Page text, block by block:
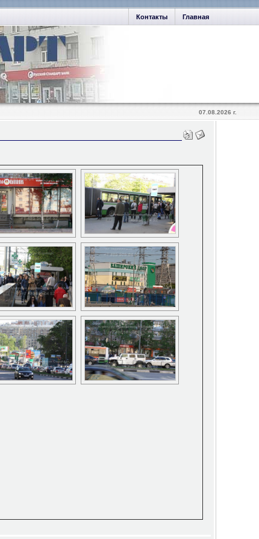
Главная
Контакты
07.08.2026 г.